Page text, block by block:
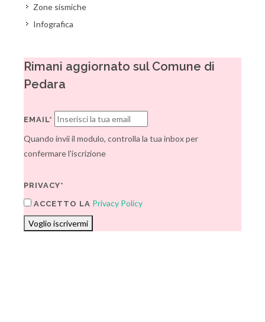
Zone sismiche
Infografica
Rimani aggiornato sul Comune di
Pedara
EMAIL*
Quando invii il modulo, controlla la tua inbox per
confermare l'iscrizione
PRIVACY*
ACCETTO LA Privacy Policy
Voglio iscrivermi